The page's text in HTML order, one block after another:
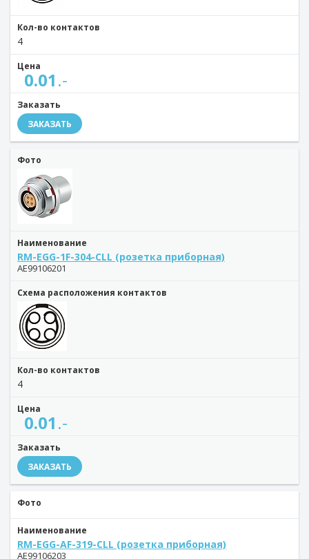
Кол-во контактов
4
Цена
0.01.-
Заказать
ЗАКАЗАТЬ
Фото
Наименование
RM-EGG-1F-304-CLL (розетка приборная)
AE99106201
Схема расположения контактов
Кол-во контактов
4
Цена
0.01.-
Заказать
ЗАКАЗАТЬ
Фото
Наименование
RM-EGG-AF-319-CLL (розетка приборная)
AE99106203